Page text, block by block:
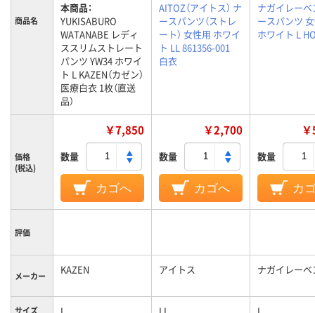
商品名
本商品：
YUKISABURO
WATANABE レディ
ススリムストレート
パンツ YW34 ホワイ
ト L KAZEN（カゼン）
医療白衣 1枚（直送
品）
AITOZ（アイトス） ナ
ースパンツ（ストレ
ート） 女性用 ホワイ
ト LL 861356-001
白衣
ナガイレーベ
ースパンツ
ホワイト L
価格
(税込)
￥7,850
数量
カゴへ
￥2,700
数量
カゴへ
数量
カ
評価
メーカー KAZEN アイトス ナガイレーベ
サイズ